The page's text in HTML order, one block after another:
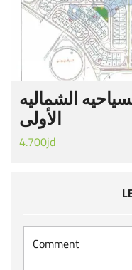
متر السياحيه الشماليه
الأولى
4.700jd